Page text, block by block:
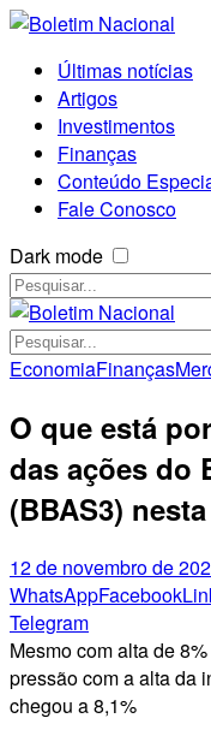
Últimas notícias
Artigos
Investimentos
Finanças
Conteúdo
Fale Conosco
Dark mode
EconomiaFinanças
O que está
das ações do
(BBAS3)
12 de novembro de
WhatsAppFacebook
Telegram
Mesmo com alta de
pressão com a alta da
chegou a 8,1%